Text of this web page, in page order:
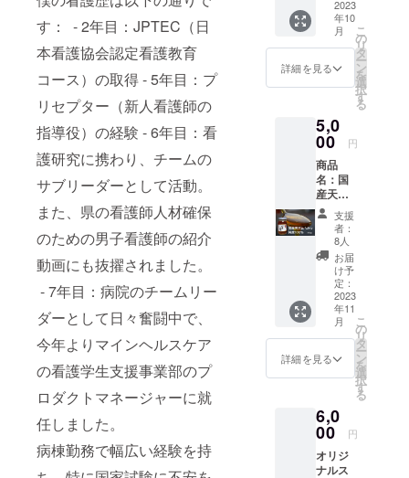
す： - 2年目：JPTEC（日
本看護協会認定看護教育
コース）の取得 - 5年目：プ
リセプター（新人看護師の
指導役）の経験 - 6年目：看
護研究に携わり、チームの
サブリーダーとして活動。
また、県の看護師人材確保
のための男子看護師の紹介
動画にも抜擢されました。
- 7年目：病院のチームリー
ダーとして日々奮闘中で、
今年よりマインヘルスケア
の看護学生支援事業部のプ
ロダクトマネージャーに就
任しました。
病棟勤務で幅広い経験を持
ケット
です。
セミ
ナー資
料はイ
メール
にて送
付いた
しま
す。 ※
セミ
ナーは
法令に
基づく
医療、
診療行
為では
ござい
ませ
ん。 ※
受付で
CAMPF
IRE支援
くださ
い。 ※
祭：
こと〜
循環の
超基
礎〜電
子書籍
の原本
パワー
トの
ファイ
ル ＋参
加チ
ケット
電子書
籍原本
のパ
ワーポ
イント
です。
パワー
ポイン
トデー
タは電
子メー
ルでダ
URLに
て共有
いたし
ます。
今後勉
2023
年10
月
詳細を見る
こ
の
リ
タ
ー
ン
を
選
択
す
る
5,0
00 円
商品
名：国
産天然
はちみ
つ純度
100％
（大会
長お父
さんの
はちみ
つ）
550gは
高さ
13.2
mm直
径
賞味期
限：
2025.5.
8 保存
方法：
支援
者：
8人
お届
け予
定：
2023
年11
月
詳細を見る
こ
の
リ
タ
ー
ン
を
選
択
す
る
6,0
00 円
オリジ
ナルス